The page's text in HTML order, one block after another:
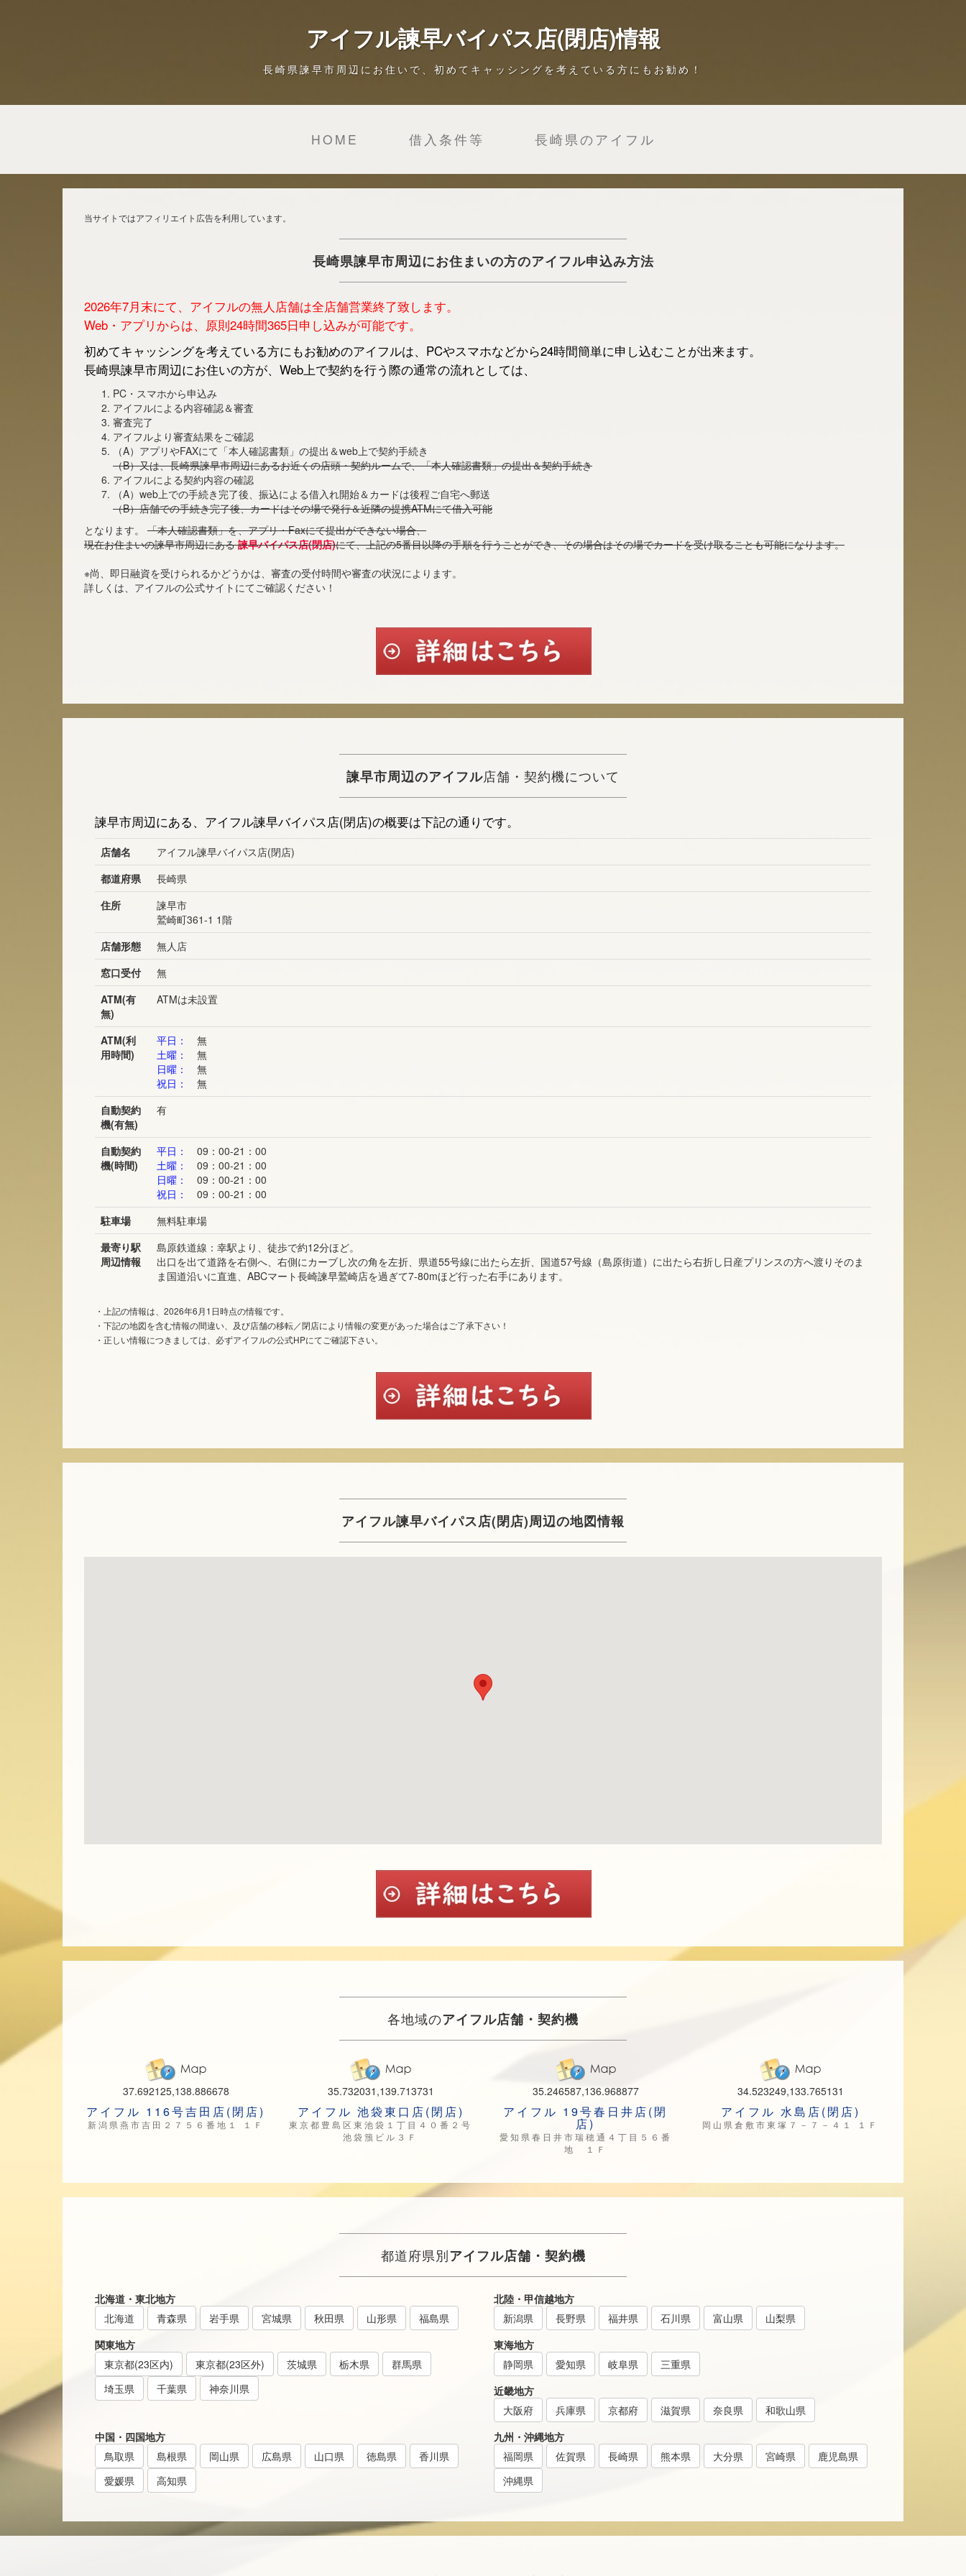
アイフル諫早バイパス店(閉店)情報
長崎県諫早市周辺にお住いで、初めてキャッシングを考えている方にもお勧め！
HOME 借入条件等 長崎県のアイフル
当サイトではアフィリエイト広告を利用しています。
長崎県諫早市周辺にお住まいの方のアイフル申込み方法
2026年7月末にて、アイフルの無人店舗は全店舗営業終了致します。
Web・アプリからは、原則24時間365日申し込みが可能です。
初めてキャッシングを考えている方にもお勧めのアイフルは、PCやスマホなどから24時間簡単に申し込むことが出来ます。
長崎県諫早市周辺にお住いの方が、Web上で契約を行う際の通常の流れとしては、
PC・スマホから申込み
アイフルによる内容確認＆審査
審査完了
アイフルより審査結果をご確認
（A）アプリやFAXにて「本人確認書類」の提出＆web上で契約手続き
（B）又は、長崎県諫早市周辺にあるお近くの店頭・契約ルームで、「本人確認書類」の提出＆契約手続き
アイフルによる契約内容の確認
（A）web上での手続き完了後、振込による借入れ開始＆カードは後程ご自宅へ郵送
（B）店舗での手続き完了後、カードはその場で発行＆近隣の提携ATMにて借入可能
となります。 「本人確認書類」を、アプリ・Faxにて提出ができない場合、
現在お住まいの諫早市周辺にある諫早バイパス店(閉店)にて、上記の5番目以降の手順を行うことができ、その場合はその場でカードを受け取ることも可能になります。
※尚、即日融資を受けられるかどうかは、審査の受付時間や審査の状況によります。
詳しくは、アイフルの公式サイトにてご確認ください！
諫早市周辺のアイフル店舗・契約機について
諫早市周辺にある、アイフル諫早バイパス店(閉店)の概要は下記の通りです。
店舗名
アイフル諫早バイパス店(閉店)
都道府県
長崎県
住所
諫早市
鷲崎町361-1 1階
店舗形態
無人店
窓口受付
無
ATM(有
無)
ATMは未設置
ATM(利
用時間)
平日：
無
土曜：
無
日曜：
無
祝日：
無
自動契約
機(有無)
有
自動契約
機(時間)
平日：
09：00-21：00
土曜：
09：00-21：00
日曜：
09：00-21：00
祝日：
09：00-21：00
駐車場
無料駐車場
最寄り駅
周辺情報
島原鉄道線：幸駅より、徒歩で約12分ほど。
出口を出て道路を右側へ、右側にカーブし次の角を左折、県道55号線に出たら左折、国道57号線（島原街道）に出たら右折し日産プリンスの方へ渡りそのま
ま国道沿いに直進、ABCマート長崎諫早鷲崎店を過ぎて7-80mほど行った右手にあります。
・上記の情報は、2026年6月1日時点の情報です。
・下記の地図を含む情報の間違い、及び店舗の移転／閉店により情報の変更があった場合はご了承下さい！
・正しい情報につきましては、必ずアイフルの公式HPにてご確認下さい。
アイフル諫早バイパス店(閉店)周辺の地図情報
各地域のアイフル店舗・契約機
37.692125,138.886678
アイフル 116号吉田店(閉店)
新潟県燕市吉田２７５６番地１ １Ｆ
35.732031,139.713731
アイフル 池袋東口店(閉店)
東京都豊島区東池袋１丁目４０番２号
池袋籏ビル３Ｆ
35.246587,136.968877
アイフル 19号春日井店(閉
店)
愛知県春日井市瑞穂通４丁目５６番
地 １Ｆ
34.523249,133.765131
アイフル 水島店(閉店)
岡山県倉敷市東塚７－７－４１ １Ｆ
都道府県別アイフル店舗・契約機
北海道・東北地方
北海道
青森県 岩手県 宮城県 秋田県 山形県 福島県
北陸・甲信越地方
新潟県
長野県 福井県 石川県 富山県
山梨県
関東地方
東京都(23区内)
東京都(23区外) 茨城県 栃木県
群馬県
埼玉県
千葉県 神奈川県
東海地方
静岡県
愛知県 岐阜県
三重県
近畿地方
大阪府
兵庫県 京都府 滋賀県 奈良県
和歌山県
中国・四国地方
鳥取県
島根県 岡山県 広島県 山口県 徳島県
香川県
愛媛県
高知県
九州・沖縄地方
福岡県
佐賀県 長崎県 熊本県 大分県 宮崎県
鹿児島県
沖縄県